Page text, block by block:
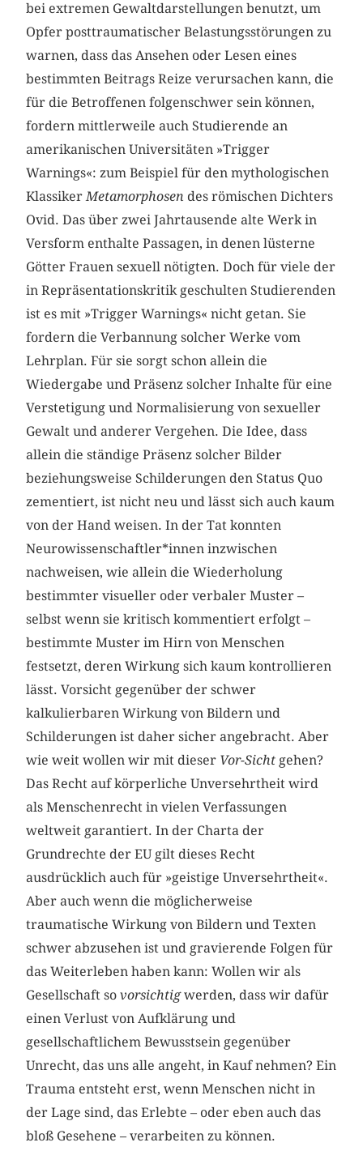
bei extremen Gewaltdarstellungen benutzt, um
Opfer posttraumatischer Belastungsstörungen zu
warnen, dass das Ansehen oder Lesen eines
bestimmten Beitrags Reize verursachen kann, die
für die Betroffenen folgenschwer sein können,
fordern mittlerweile auch Studierende an
amerikanischen Universitäten »Trigger
Warnings«: zum Beispiel für den mythologischen
KlassikerMetamorphosen des römischen Dichters
Ovid. Das über zwei Jahrtausende alte Werk in
Versform enthalte Passagen, in denen lüsterne
Götter Frauen sexuell nötigten. Doch für viele der
in Repräsentationskritik geschulten Studierenden
ist es mit »Trigger Warnings« nicht getan. Sie
fordern die Verbannung solcher Werke vom
Lehrplan. Für sie sorgt schon allein die
Wiedergabe und Präsenz solcher Inhalte für eine
Verstetigung und Normalisierung von sexueller
Gewalt und anderer Vergehen. Die Idee, dass
allein die ständige Präsenz solcher Bilder
beziehungsweise Schilderungen den Status Quo
zementiert, ist nicht neu und lässt sich auch kaum
von der Hand weisen. In der Tat konnten
Neurowissenschaftler*innen inzwischen
nachweisen, wie allein die Wiederholung
bestimmter visueller oder verbaler Muster –
selbst wenn sie kritisch kommentiert erfolgt –
bestimmte Muster im Hirn von Menschen
festsetzt, deren Wirkung sich kaum kontrollieren
lässt. Vorsicht gegenüber der schwer
kalkulierbaren Wirkung von Bildern und
Schilderungen ist daher sicher angebracht. Aber
wie weit wollen wir mit dieser Vor-Sicht gehen?
Das Recht auf körperliche Unversehrtheit wird
als Menschenrecht in vielen Verfassungen
weltweit garantiert. In der Charta der
Grundrechte der EU gilt dieses Recht
ausdrücklich auch für »geistige Unversehrtheit«.
Aber auch wenn die möglicherweise
traumatische Wirkung von Bildern und Texten
schwer abzusehen ist und gravierende Folgen für
das Weiterleben haben kann: Wollen wir als
Gesellschaft sovorsichtigwerden, dass wir dafür
einen Verlust von Aufklärung und
gesellschaftlichem Bewusstsein gegenüber
Unrecht, das uns alle angeht, in Kauf nehmen? Ein
Trauma entsteht erst, wenn Menschen nicht in
der Lage sind, das Erlebte – oder eben auch das
bloß Gesehene – verarbeiten zu können.